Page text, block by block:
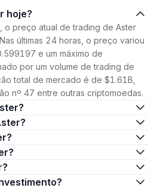
hoje?
o preço atual de trading de Aster
últimas 24 horas, o preço variou
e um máximo de
por um volume de trading de
total de mercado é de $1.61B,
nº 47 entre outras criptomoedas.